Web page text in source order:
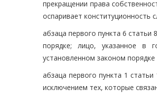
прекращении права
оспаривает конституционность
абзаца первого пункта 6
порядке; лицо, указанное в
установленном законом
абзаца первого пункта 1
исключением тех, которые